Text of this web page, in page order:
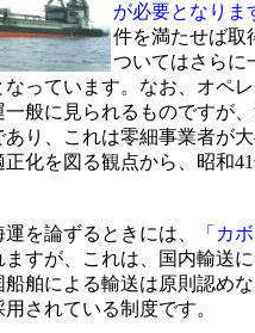
が必要となりま
件を満たせば取
ついてはさらに
っています。なお、オペ
般に見られるものですが
あり、これは零細事業者が
化を図る観点から、昭和
を論ずるときには、 「カ
すが、これは、国内輸送
船舶による輸送は原則認め
されている制度です。